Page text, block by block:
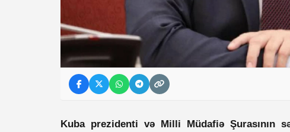
Kuba prezidenti və Milli Müdafiə Şurasının